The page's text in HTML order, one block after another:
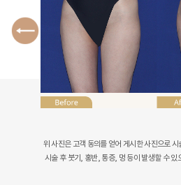
‹
위 사진은 고객 동의를 얻어 게시한 사진으로
시술 후 붓기, 홍반, 통증, 멍 등이 발생할 수 있